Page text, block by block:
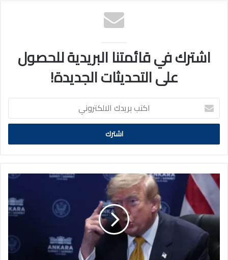
اشترك في قائمتنا البريدية للحصول
على التحديثات الجديدة!
اكتب
بريدك
الالكتروني
الرئيس
الأمريكي
ترامب:
مذكرة
التفاهم
إيران
انتهت